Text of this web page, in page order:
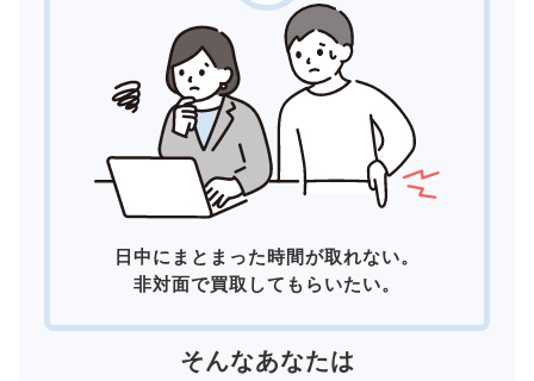
日中にまとまった時間が取れない。
非対面で買取してもらいたい。
そんなあなたは